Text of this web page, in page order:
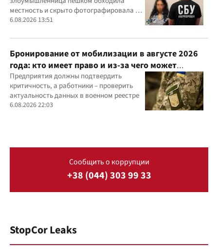
местность и скрыто фотографировала и
обозначала на гугл-картах объекты
6.08.2026 13:51
Бронирование от мобилизации в августе 2026
года: кто имеет право и из-за чего может
отказать
Предприятия должны подтвердить
критичность, а работники – проверить
актуальность данных в военном реестре
6.08.2026 22:03
Сообщить о коррупции
+38 (044) 303 99 33
StopCor Leaks